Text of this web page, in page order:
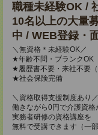
職種未経験OK /
10名以上の大量
中 / WEB登録・
＼無資格＊未経験OK／
★年齢不問・ブランクOK
★履歴書不要・来社不要（
★社会保険完備
＼資格取得支援制度あり／
働きながら0円で介護資格
実務者研修の資格講座を
無料で受講できます（一部